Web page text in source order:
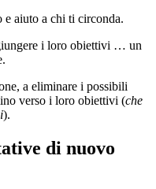
e aiuto a chi ti circonda.
i loro obiettivi … un
a eliminare i possibili
verso i loro obiettivi (che
).
di nuovo